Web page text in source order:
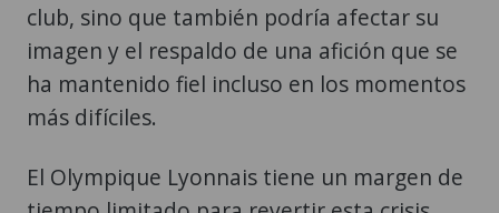
club, sino que también podría afectar su
imagen y el respaldo de una afición que se
ha mantenido fiel incluso en los momentos
más difíciles.
El Olympique Lyonnais tiene un margen de